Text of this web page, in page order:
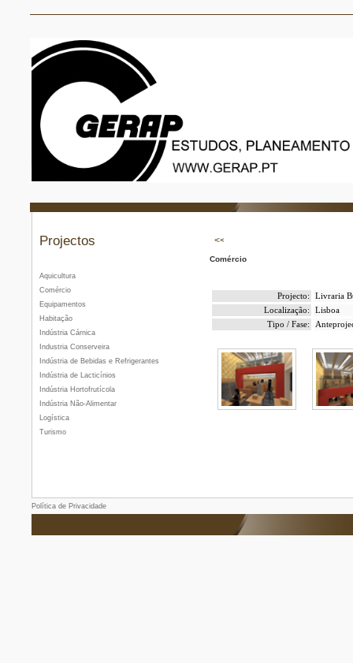
Projectos
Aquicultura
Comércio
Equipamentos
Habitação
Indústria Cárnica
Industria Conserveira
Indústria de Bebidas e Refrigerantes
Indústria de Lacticínios
Indústria Hortofrutícola
Indústria Não-Alimentar
Logística
Turismo
Comércio
Projecto:
Livraria
Localização:
Lisboa
Tipo / Fase:
Política de Privacidade